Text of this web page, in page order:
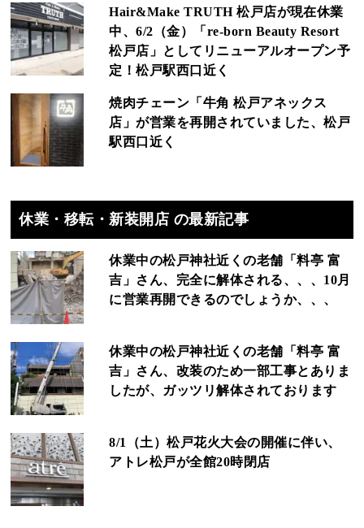
Hair&Make TRUTH 松戸店が現在休業
中、6/2（金）「re-born Beauty Resort
松戸店」としてリニューアルオープン予
定！松戸駅西口近く
焼肉チェーン「牛角 松戸アネックス
店」が営業を再開されていました、松戸
駅西口近く
休業・移転・新装開店 の最新記事
休業中の松戸神社近くの老舗「料亭 富
吉」さん、完全に解体される、、、10月
に営業再開できるのでしょうか、、、
休業中の松戸神社近くの老舗「料亭 富
吉」さん、改装のため一部工事とありま
したが、ガッツリ解体されております
8/1（土）松戸花火大会の開催に伴い、
アトレ松戸が全館20時閉店